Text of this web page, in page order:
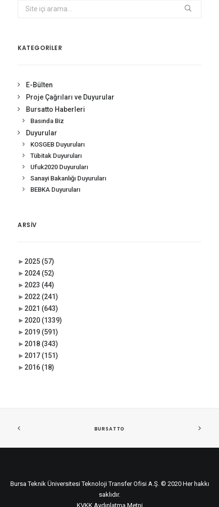
KATEGORİLER
E-Bülten
Proje Çağrıları ve Duyurular
Bursatto Haberleri
Basında Biz
Duyurular
KOSGEB Duyuruları
Tübitak Duyuruları
Ufuk2020 Duyuruları
Sanayi Bakanlığı Duyuruları
BEBKA Duyuruları
ARSIV
► 2025 (57)
► 2024 (52)
► 2023 (44)
► 2022 (241)
► 2021 (643)
► 2020 (1339)
► 2019 (591)
► 2018 (343)
► 2017 (151)
► 2016 (18)
BURSATTO
Bursa Teknik Üniversitesi Teknoloji Transfer Ofisi A.Ş. © 2020 Her hakkı
saklıdır.
KVKK Aydınlatma Metni